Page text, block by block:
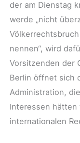
der am Dienstag
werde „nicht
nennen“, wird
Vorsitzenden der
Berlin öffnet sich
Administration,
Interessen hätten
internationalen